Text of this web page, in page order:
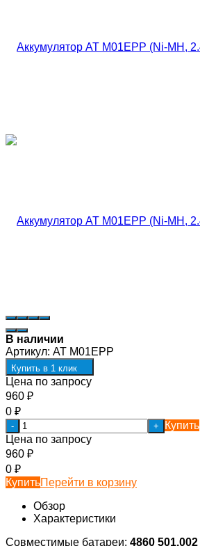
В наличии
Артикул: AT M01EPP
Купить в 1 клик
Цена по запросу
960 ₽
0 ₽
- +
Купить
Цена по запросу
960 ₽
0 ₽
КупитьПерейти в корзину
Обзор
Характеристики
Совместимые батареи: 4860 501.002